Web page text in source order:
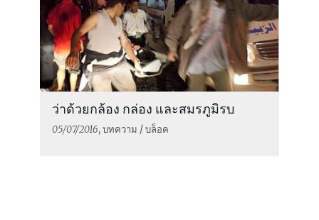
ว่าด้วยกล้อง กล่อง และสมรภูมิรบ
05/07/2016, บทความ / บล็อค